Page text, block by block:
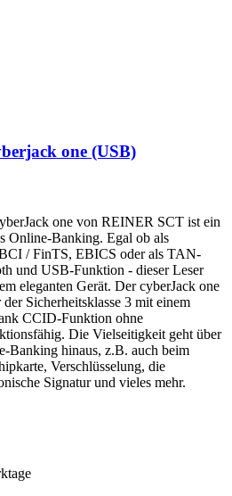
one (USB)
one von REINER SCT ist ein
Online-Banking. Egal ob als
/ FinTS, EBICS oder als TAN-
und USB-Funktion - dieser Leser
eleganten Gerät. Der cyberJack one
Sicherheitsklasse 3 mit einem
CCID-Funktion ohne
Die Vielseitigkeit geht über
Banking hinaus, z.B. auch beim
Verschlüsselung, die
Signatur und vieles mehr.